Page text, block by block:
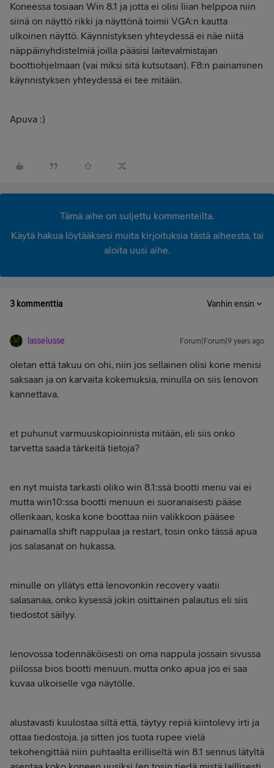
Koneessa tosiaan Win 8.1 ja jotta ei olisi liian helppoa niin
siinä on näyttö rikki ja näyttönä toimii VGA:n kautta
ulkoinen näyttö. Käynnistyksen yhteydessä ei näe niitä
näppäinyhdistelmiä joilla pääsisi laitevalmistajan
boottiohjelmaan (vai miksi sitä kutsutaan). F8:n painaminen
käynnistyksen yhteydessä ei tee mitään.
Apuva :)
Tämä aihe on suljettu kommenteilta.
Käytä hakua löytääksesi muita kirjoituksia tästä aiheesta, tai
aloita uusi aihe.
3 kommenttia Vanhin ensin
lasselusse Forum|Forum|9 years ago
oletan että takuu on ohi, niin jos sellainen olisi kone menisi
saksaan ja on karvaita kokemuksia, minulla on siis lenovon
kannettava.
et puhunut varmuuskopioinnista mitään, eli siis onko
tarvetta saada tärkeitä tietoja?
en nyt muista tarkasti oliko win 8.1:ssä bootti menu vai ei
mutta win10:ssa bootti menuun ei suoranaisesti pääse
ollenkaan, koska kone boottaa niin valikkoon pääsee
painamalla shift nappulaa ja restart, tosin onko tässä apua
jos salasanat on hukassa.
minulle on yllätys että lenovonkin recovery vaatii
salasanaa, onko kysessä jokin osittainen palautus eli siis
tiedostot säilyy.
lenovossa todennäköisesti on oma nappula jossain sivussa
piilossa bios bootti menuun, mutta onko apua jos ei saa
kuvaa ulkoiselle vga näytölle.
alustavasti kuulostaa siltä että, täytyy repiä kiintolevy irti ja
ottaa tiedostoja. ja sitten jos tuota rupee vielä
tekohengittää niin puhtaalta erilliseltä win 8.1 sennus lätyltä